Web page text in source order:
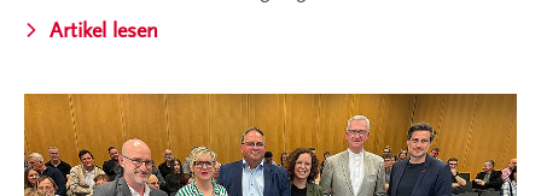
Artikel lesen